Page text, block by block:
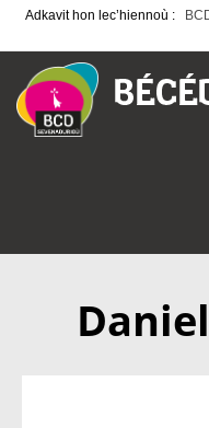
Adkavit hon lec’hiennoù :
main
content